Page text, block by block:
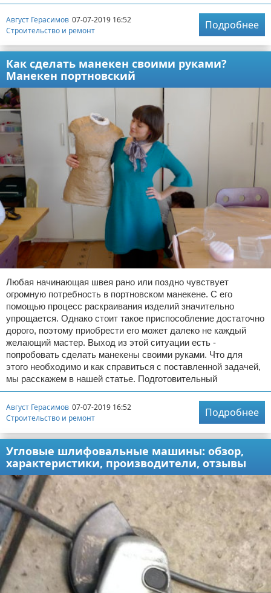
Август Герасимов 07-07-2019 16:52
Строительство и ремонт
Подробнее
Как сделать манекен своими руками?
Манекен портновский
Любая начинающая швея рано или поздно чувствует
огромную потребность в портновском манекене. С его
помощью процесс раскраивания изделий значительно
упрощается. Однако стоит такое приспособление достаточно
дорого, поэтому приобрести его может далеко не каждый
желающий мастер. Выход из этой ситуации есть -
попробовать сделать манекены своими руками. Что для
этого необходимо и как справиться с поставленной задачей,
мы расскажем в нашей статье. Подготовительный
Август Герасимов 07-07-2019 16:52
Строительство и ремонт
Подробнее
Угловые шлифовальные машины: обзор,
характеристики, производители, отзывы